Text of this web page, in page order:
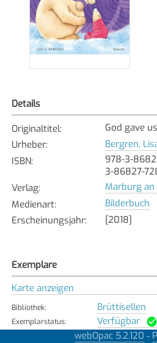
Details
Originaltitel:
God gave
Urheber:
Bergren,
ISBN:
978-3-
3-86827-
Verlag:
Marburg an
Medienart:
Bilderbuch
Erscheinungsjahr: [2018]
Exemplare
Karte anzeigen
Bibliothek: Brüttisellen
Exemplarstatus:
Verfügbar
webOpac 5.2.120 -